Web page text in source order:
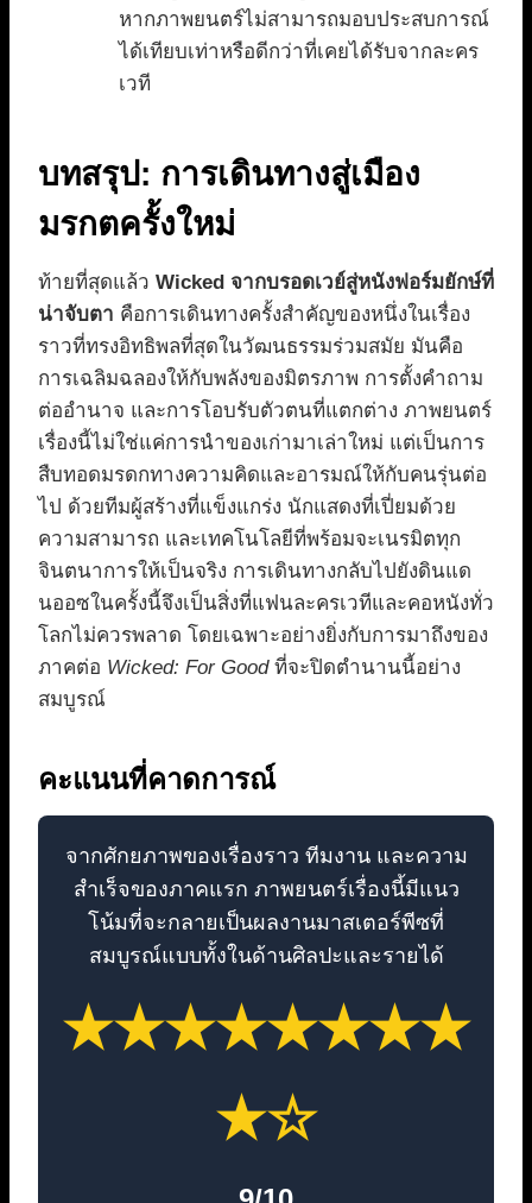
หากภาพยนตร์ไม่สามารถมอบประสบการณ์
ได้เทียบเท่าหรือดีกว่าที่เคยได้รับจากละคร
เวที
บทสรุป: การเดินทางสู่เมือง
มรกตครั้งใหม่
ท้ายที่สุดแล้ว Wicked จากบรอดเวย์สู่หนังฟอร์มยักษ์ที่
น่าจับตา คือการเดินทางครั้งสำคัญของหนึ่งในเรื่อง
ราวที่ทรงอิทธิพลที่สุดในวัฒนธรรมร่วมสมัย มันคือ
การเฉลิมฉลองให้กับพลังของมิตรภาพ การตั้งคำถาม
ต่ออำนาจ และการโอบรับตัวตนที่แตกต่าง ภาพยนตร์
เรื่องนี้ไม่ใช่แค่การนำของเก่ามาเล่าใหม่ แต่เป็นการ
สืบทอดมรดกทางความคิดและอารมณ์ให้กับคนรุ่นต่อ
ไป ด้วยทีมผู้สร้างที่แข็งแกร่ง นักแสดงที่เปี่ยมด้วย
ความสามารถ และเทคโนโลยีที่พร้อมจะเนรมิตทุก
จินตนาการให้เป็นจริง การเดินทางกลับไปยังดินแด
นออซในครั้งนี้จึงเป็นสิ่งที่แฟนละครเวทีและคอหนังทั่ว
โลกไม่ควรพลาด โดยเฉพาะอย่างยิ่งกับการมาถึงของ
ภาคต่อ Wicked: For Goodที่จะปิดตำนานนี้อย่าง
สมบูรณ์
คะแนนที่คาดการณ์
จากศักยภาพของเรื่องราว ทีมงาน และความ
สำเร็จของภาคแรก ภาพยนตร์เรื่องนี้มีแนว
โน้มที่จะกลายเป็นผลงานมาสเตอร์พีซที่
สมบูรณ์แบบทั้งในด้านศิลปะและรายได้
★★★★★★★★
★☆